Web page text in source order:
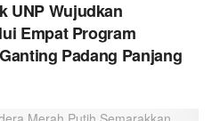
UNP Wujudkan
Empat Program
Padang Panjang